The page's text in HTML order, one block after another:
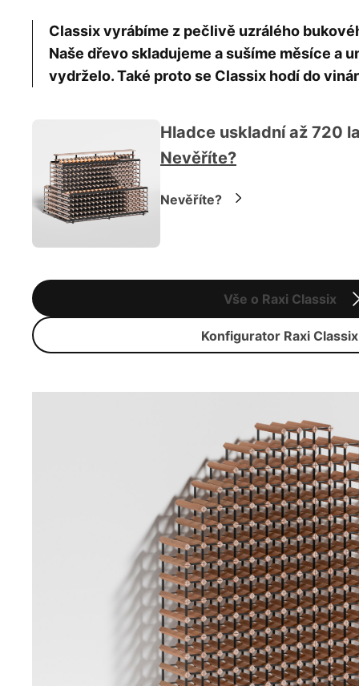
Classix vyrábíme z pečlivě uzrálého
Naše dřevo skladujeme a sušíme měsíce a
vydrželo. Také proto se Classix hodí do
Vše o Raxi Classix
Konfigurator Raxi Classix
Hladce uskladní až 720
Nevěříte?
Nevěříte?